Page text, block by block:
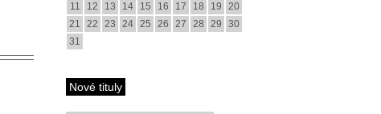
11
12 13 14 15 16 17 18 19
20
21
22 23 24 25 26 27 28 29
30
31
Nové tituly